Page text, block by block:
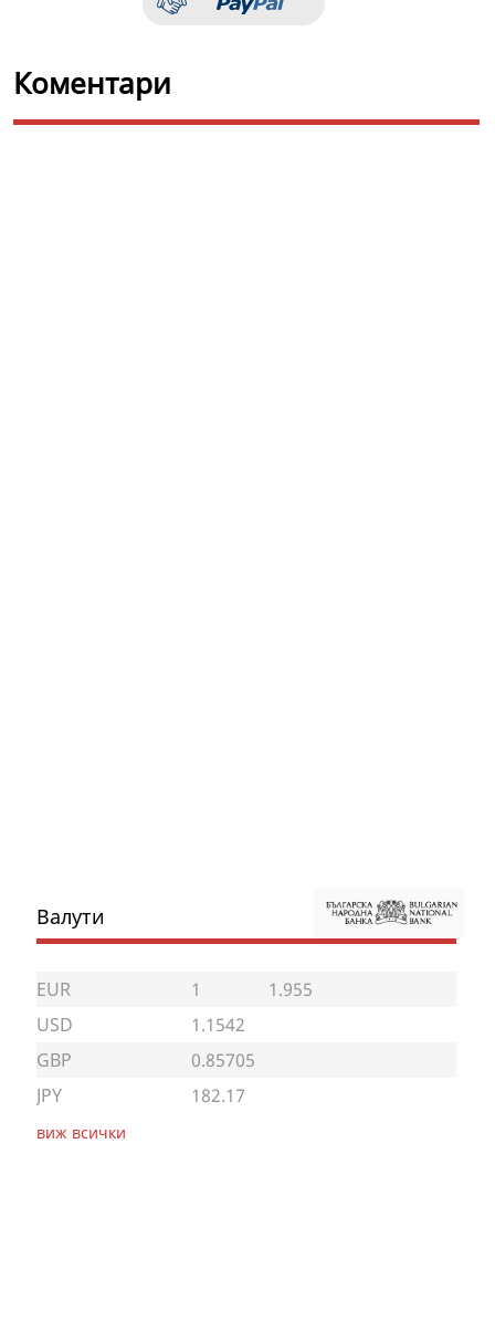
Коментари
Валути
EUR 1
1.955
USD
1.1542
GBP
0.85705
JPY
182.17
виж всички